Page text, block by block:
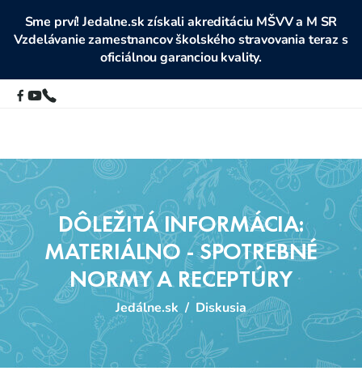
Sme prví! Jedalne.sk získali akreditáciu MŠVV a M SR
Vzdelávanie zamestnancov školského stravovania teraz s
oficiálnou garanciou kvality.
DÔLEŽITÁ INFORMÁCIA:
MATERIÁLNO - SPOTREBNÉ
NORMY A RECEPTÚRY
Jedálne.sk / Diskusia